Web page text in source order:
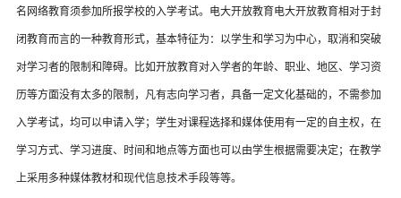
名网络教育须参加所报学校的入学考试。电大开放教育电大开放教育相对于封
闭教育而言的一种教育形式，基本特征为：以学生和学习为中心，取消和突破
对学习者的限制和障碍。比如开放教育对入学者的年龄、职业、地区、学习资
历等方面没有太多的限制，凡有志向学习者，具备一定文化基础的，不需参加
入学考试，均可以申请入学；学生对课程选择和媒体使用有一定的自主权，在
学习方式、学习进度、时间和地点等方面也可以由学生根据需要决定；在教学
上采用多种媒体教材和现代信息技术手段等等。